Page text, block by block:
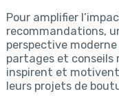
Pour amplifier
recommandations,
perspective
partages et conseils
inspirent et motivent
leurs projets de